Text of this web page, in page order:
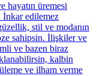
hayatın üremesi
İnkar edilemez
stil ve modanın
sahipsin. İlişkiler ve
ve bazen biraz
kalbin
ve ilham verme